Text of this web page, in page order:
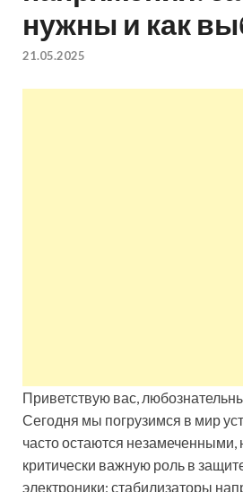
квартир
нужны и как
21.05.2025
Приветствую вас,
Сегодня мы погрузимся в мир
часто остаются незамеченными,
критически важную роль в
электроники: стабилизаторы